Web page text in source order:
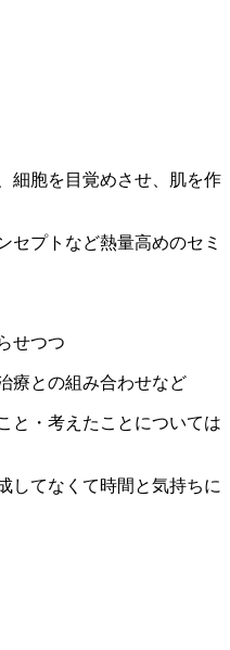
細胞を目覚めさせ、肌を作
セプトなど熱量高めのセミ
せつつ
療との組み合わせなど
と・考えたことについては
してなくて時間と気持ちに